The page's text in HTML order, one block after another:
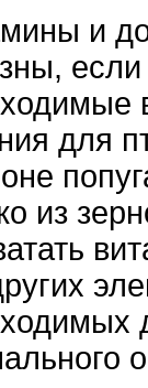
и
если
для
из